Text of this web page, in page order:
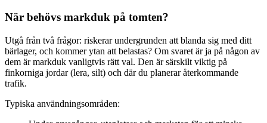
När behövs markduk på tomten?
Utgå från två frågor: riskerar undergrunden att blanda sig med ditt
bärlager, och kommer ytan att belastas? Om svaret är ja på någon av
dem är markduk vanligtvis rätt val. Den är särskilt viktig på
finkorniga jordar (lera, silt) och där du planerar återkommande
trafik.
Typiska användningsområden: